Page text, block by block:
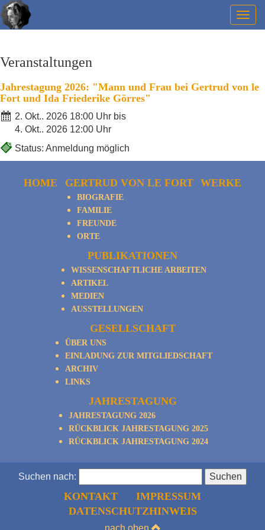
Veranstaltungen
Jahrestagung 2026: "Mann und Frau bei Gertrud von le
Fort und Ida Friederike Görres"
2. Okt.. 2026 18:00 Uhr bis
4. Okt.. 2026 12:00 Uhr
Status: Anmeldung möglich
HOME GERTRUD VON LE FORT
BIOGRAFIE
FAMILIE
FREUNDE
ORTE
WERKE
PUBLIKATIONEN
WISSENSCHAFTLICHE ARBEITEN
ARTIKEL
MEDIEN
AUSSTELLUNGEN
GESELLSCHAFT
ÜBER UNS
EINLADUNG ZUR MITGLIEDSCHAFT
ARCHIV
LINKS
JAHRESTAGUNG
JAHRESTAGUNG 2026
RÜCKBLICK JAHRESTAGUNG 2025
RÜCKBLICK JAHRESTAGUNG 2024
Suchen nach:
KONTAKT
IMPRESSUM
DATENSCHUTZHINWEIS
nach oben